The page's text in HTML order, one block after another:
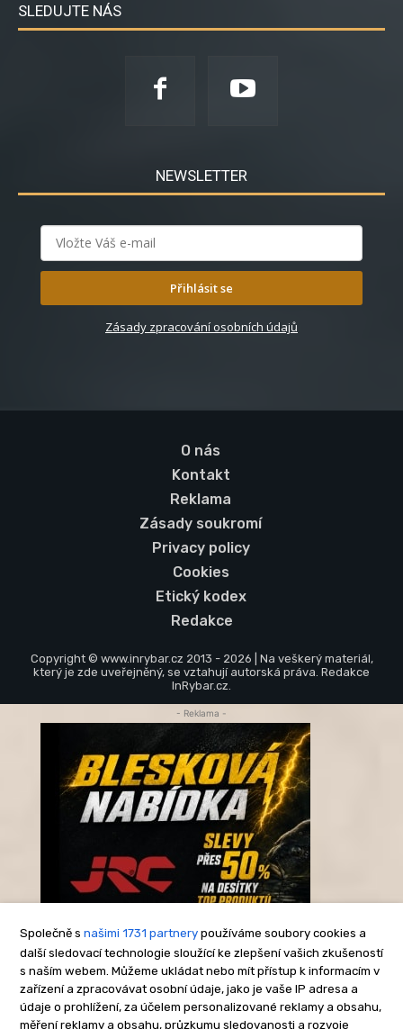
SLEDUJTE NÁS
NEWSLETTER
Přihlásit se
Zásady zpracování osobních údajů
O nás
Kontakt
Reklama
Zásady soukromí
Privacy policy
Cookies
Etický kodex
Redakce
Copyright © www.inrybar.cz 2013 - 2026 | Na veškerý materiál,
který je zde uveřejněný, se vztahují autorská práva. Redakce
InRybar.cz.
Společně s našimi 1731 partnery používáme soubory cookies a
další sledovací technologie sloužící ke zlepšení vašich zkušeností
s naším webem. Můžeme ukládat nebo mít přístup k informacím v
zařízení a zpracovávat osobní údaje, jako je vaše IP adresa a
údaje o prohlížení, za účelem personalizované reklamy a obsahu,
měření reklamy a obsahu, průzkumu sledovanosti a rozvoje
- Reklama -
-Reklama-